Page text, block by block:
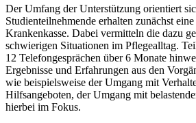
Der Umfang der Unterstützung orientiert
Studienteilnehmende erhalten zunächst
Krankenkasse. Dabei vermitteln die dazu
schwierigen Situationen im Pflegealltag.
12 Telefongesprächen über 6 Monate
Ergebnisse und Erfahrungen aus den
wie beispielsweise der Umgang mit
Hilfsangeboten, der Umgang mit
hierbei im Fokus.